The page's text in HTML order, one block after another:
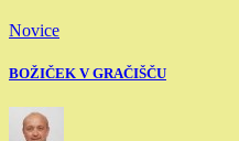
Novice
BOŽIČEK V GRAČIŠČU